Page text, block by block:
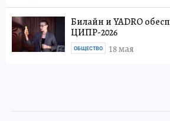
Билайн и YADRO
ЦИПР-2026
18 мая
ОБЩЕСТВО